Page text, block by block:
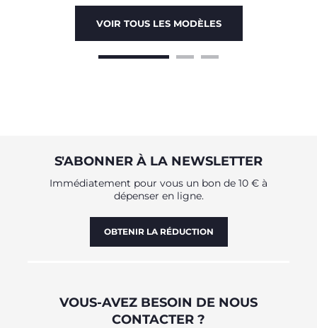
VOIR TOUS LES MODÈLES
S'ABONNER À LA NEWSLETTER
Immédiatement pour vous un bon de 10 € à
dépenser en ligne.
OBTENIR LA RÉDUCTION
VOUS-AVEZ BESOIN DE NOUS
CONTACTER ?